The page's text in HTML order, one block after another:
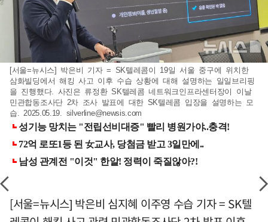
[서울=뉴시스] 박은비 기자 = SK텔레콤이 19일 서울 중구에 위치한
삼화빌딩에서 해킹 사고 이후 수습 상황에 대해 설명하는 일일브리핑
을 진행했다. 사진은 류정환 SK텔레콤 네트워크인프라센터장이 이날
민관합동조사단 2차 조사 발표에 대한 SK텔레콤 입장을 설명하는 모
습. 2025.05.19. silverline@newsis.com
[서울=뉴시스] 박은비 심지혜 이주영 수습 기자 = SK텔